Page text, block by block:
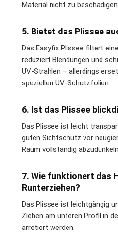
Material nicht zu beschädigen.
5. Bietet das Plissee
Das Easyfix Plissee filtert
reduziert Blendungen und
UV-Strahlen – allerdings
speziellen UV-Schutzfolien.
6. Ist das Plissee
Das Plissee ist leicht
guten Sichtschutz vor
Raum vollständig
7. Wie funktionert das
Runterziehen?
Das Plissee ist leichtgängig
Ziehen am unteren Profil in
arretiert werden.